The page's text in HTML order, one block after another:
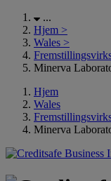
...
Hjem >
Wales >
Minerva
Hjem
Wales
Minerva